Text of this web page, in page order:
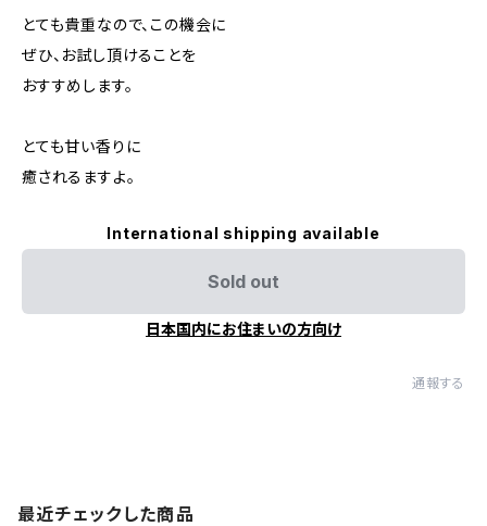
とても貴重なので、この機会に
ぜひ、お試し頂けることを
おすすめします。
とても甘い香りに
癒されるますよ。
International shipping available
Sold out
日本国内にお住まいの方向け
通報する
最近チェックした商品